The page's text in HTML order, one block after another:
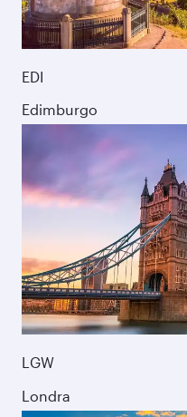
EDI
Edimburgo
LGW
Londra